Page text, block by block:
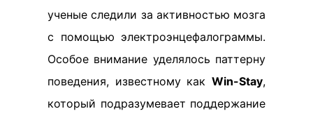
ученые следили за активностью мозга
с помощью электроэнцефалограммы.
Особое внимание уделялось паттерну
поведения, известному как Win-Stay,
который подразумевает поддержание